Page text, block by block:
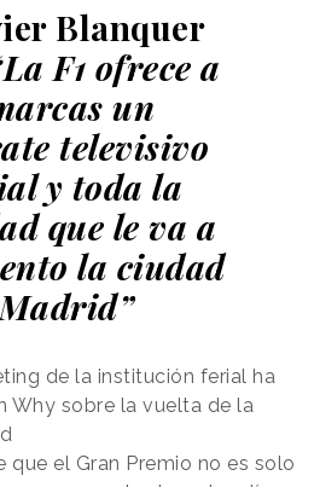
Blanquer
F1 ofrece a
un
televisivo
y toda la
que le va a
la ciudad
de la institución ferial ha
Why sobre la vuelta de la
que el Gran Premio no es solo